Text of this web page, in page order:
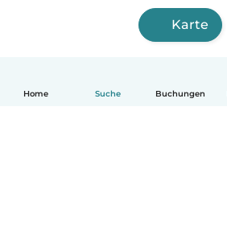
Home Suche Buchungen
Karte